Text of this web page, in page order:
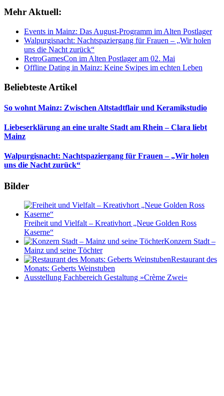
Mehr Aktuell:
Events in Mainz: Das August-Programm im Alten Postlager
Walpurgisnacht: Nachtspaziergang für Frauen – „Wir holen
uns die Nacht zurück“
RetroGamesCon im Alten Postlager am 02. Mai
Offline Dating in Mainz: Keine Swipes im echten Leben
Beliebteste Artikel
So wohnt Mainz: Zwischen Altstadtflair und Keramikstudio
Liebeserklärung an eine uralte Stadt am Rhein – Clara liebt
Mainz
Walpurgisnacht: Nachtspaziergang für Frauen – „Wir holen
uns die Nacht zurück“
Bilder
Freiheit und Vielfalt – Kreativhort „Neue Golden Ross
Kaserne“
Konzern Stadt –
Mainz und seine Töchter
Restaurant des
Monats: Geberts Weinstuben
Ausstellung Fachbereich Gestaltung »Crème Zwei«